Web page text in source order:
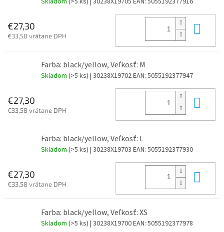
€27,30
€33,58 vrátane DPH
Farba: black/yellow, Veľkosť: M
Skladom (>5 ks) | 30238X19702EAN: 5055192377947
€27,30
€33,58 vrátane DPH
Farba: black/yellow, Veľkosť: L
Skladom (>5 ks) | 30238X19703 EAN: 5055192377930
€27,30
€33,58 vrátane DPH
Farba: black/yellow, Veľkosť: XS
Skladom (>5 ks) | 30238X19700EAN: 5055192377978